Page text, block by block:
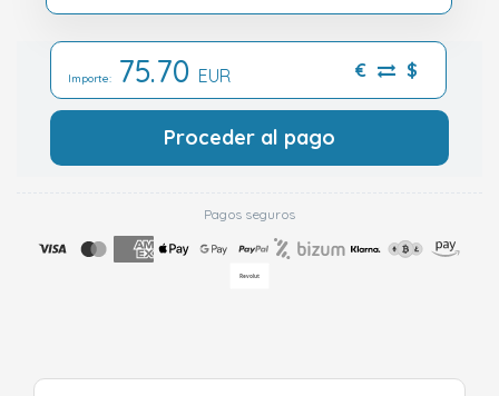
Importe: 75.70 EUR € $
Proceder al pago
Pagos seguros